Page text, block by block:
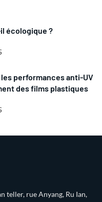
écologique ?
performances anti-UV
des films plastiques
teller, rue Anyang, Ru Ian,